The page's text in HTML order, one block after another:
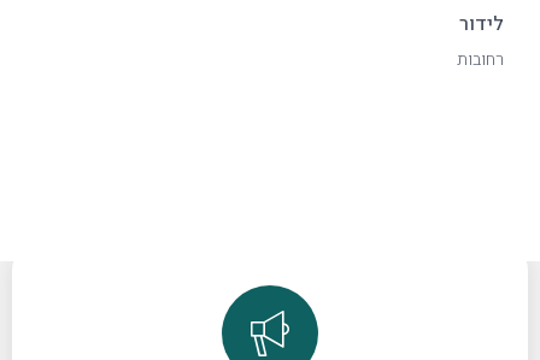
לידור
רחובות